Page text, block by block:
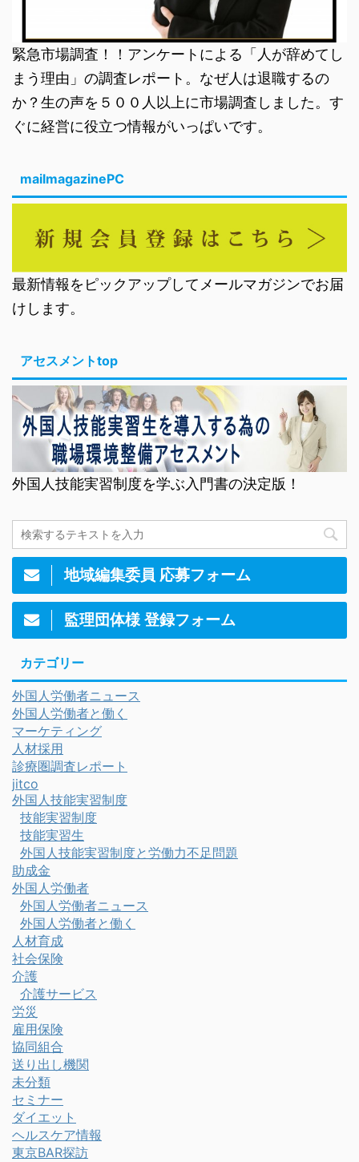
緊急市場調査！！アンケートによる「人が辞めてし
まう理由」の調査レポート。なぜ人は退職するの
か？生の声を５００人以上に市場調査しました。す
ぐに経営に役立つ情報がいっぱいです。
mailmagazinePC
最新情報をピックアップしてメールマガジンでお届
けします。
アセスメントtop
外国人技能実習制度を学ぶ入門書の決定版！
地域編集委員 応募フォーム
監理団体様 登録フォーム
カテゴリー
外国人労働者ニュース
外国人労働者と働く
マーケティング
人材採用
診療圏調査レポート
jitco
外国人技能実習制度
技能実習制度
技能実習生
外国人技能実習制度と労働力不足問題
助成金
外国人労働者
外国人労働者ニュース
外国人労働者と働く
人材育成
社会保険
介護
介護サービス
労災
雇用保険
協同組合
送り出し機関
未分類
セミナー
ダイエット
ヘルスケア情報
東京BAR探訪